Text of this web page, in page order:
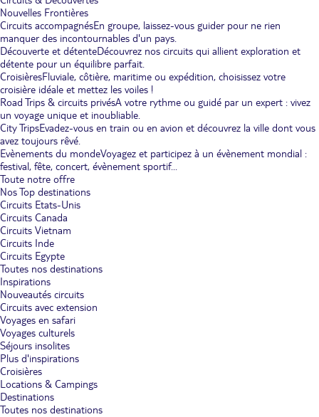
Nouvelles Frontières
Circuits accompagnésEn groupe, laissez-vous guider pour ne rien
manquer des incontournables d'un pays.
Découverte et détenteDécouvrez nos circuits qui allient exploration et
détente pour un équilibre parfait.
CroisièresFluviale, côtière, maritime ou expédition, choisissez votre
croisière idéale et mettez les voiles !
Road Trips & circuits privésA votre rythme ou guidé par un expert : vivez
un voyage unique et inoubliable.
City TripsEvadez-vous en train ou en avion et découvrez la ville dont vous
avez toujours rêvé.
Evènements du mondeVoyagez et participez à un évènement mondial :
festival, fête, concert, évènement sportif...
Toute notre offre
Nos Top destinations
Circuits Etats-Unis
Circuits Canada
Circuits Vietnam
Circuits Inde
Circuits Egypte
Toutes nos destinations
Inspirations
Nouveautés circuits
Circuits avec extension
Voyages en safari
Voyages culturels
Séjours insolites
Plus d'inspirations
Croisières
Locations & Campings
Destinations
Toutes nos destinations